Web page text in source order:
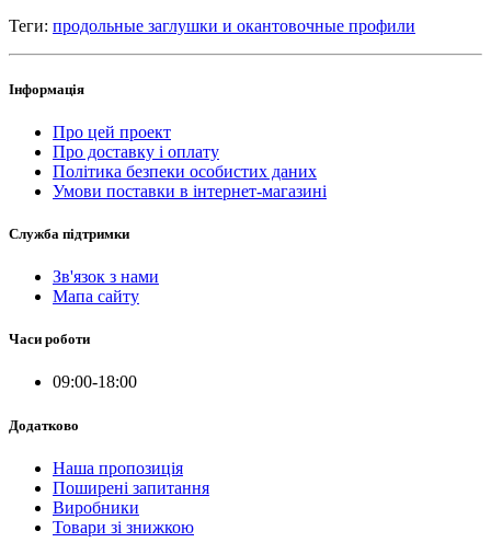
Теги: продольные заглушки и окантовочные профили
Інформація
Про цей проект
Про доставку і оплату
Політика безпеки особистих даних
Умови поставки в інтернет-магазині
Служба підтримки
Зв'язок з нами
Мапа сайту
Часи роботи
09:00-18:00
Додатково
Наша пропозиція
Поширені запитання
Виробники
Товари зі знижкою